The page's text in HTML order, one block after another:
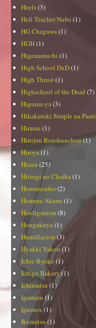
Heels(3)
Hell Teacher Nube (1)
HG Chagawa (1)
HGH(1)
Higenamuchi (1)
High School DxD(1)
High Thrust (1)
Highschool of the Dead (7)
Higuma-ya (3)
Hikakuteki Simple na Panti
Hirame (1)
Hirojuu Renshuuchou(1)
Hiroya (1)
Hisasi (25)
Hitsugi no Chaika (1)
Homunculus(2)
Homura Akemi (1)
Hooliganism (8)
Hougakuya (1)
Humillacion (3)
Hyakki Yakou(1)
Ichie Ryoko (1)
Ichigo Bakery(1)
Ichimatsu (1)
Igamaru (1)
Igumox (1)
Ikematsu(1)